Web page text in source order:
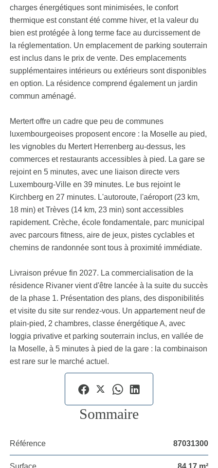
charges énergétiques sont minimisées, le confort
thermique est constant été comme hiver, et la valeur du
bien est protégée à long terme face au durcissement de
la réglementation. Un emplacement de parking souterrain
est inclus dans le prix de vente. Des emplacements
supplémentaires intérieurs ou extérieurs sont disponibles
en option. La résidence comprend également un jardin
commun aménagé.
Mertert offre un cadre que peu de communes
luxembourgeoises proposent encore : la Moselle au pied,
les vignobles du Mertert Herrenberg au-dessus, les
commerces et restaurants accessibles à pied. La gare se
rejoint en 5 minutes, avec une liaison directe vers
Luxembourg-Ville en 39 minutes. Le bus rejoint le
Kirchberg en 27 minutes. L'autoroute, l'aéroport (23 km,
18 min) et Trèves (14 km, 23 min) sont accessibles
rapidement. Crèche, école fondamentale, parc municipal
avec parcours fitness, aire de jeux, pistes cyclables et
chemins de randonnée sont tous à proximité immédiate.
Livraison prévue fin 2027. La commercialisation de la
résidence Rivaner vient d'être lancée à la suite du succès
de la phase 1. Présentation des plans, des disponibilités
et visite du site sur rendez-vous. Un appartement neuf de
plain-pied, 2 chambres, classe énergétique A, avec
loggia privative et parking souterrain inclus, en vallée de
la Moselle, à 5 minutes à pied de la gare : la combinaison
est rare sur le marché actuel.
Sommaire
Référence 87031300
Surface 84.17 m²